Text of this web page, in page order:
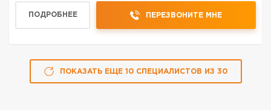
ПОДРОБНЕЕ ПЕРЕЗВОНИТЕ МНЕ
ПОКАЗАТЬ ЕЩЕ 10 СПЕЦИАЛИСТОВ ИЗ 30